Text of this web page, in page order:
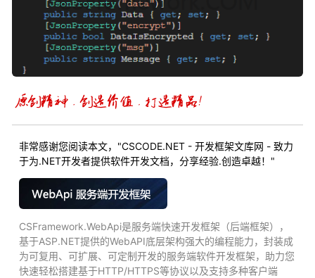
非常感谢您阅读本文，"CSCODE.NET - 开发框架文库网 - 致力
于为.NET开发者提供软件开发文档，分享经验.创造卓越！"
CSFramework.WebApi是服务端快速开发框架（后端框架），
基于ASP.NET提供的WebAPI底层架构强大的编程能力，封装成
为可复用、可扩展、可定制开发的服务端软件开发框架，助力您
快速轻松搭建基于HTTP/HTTPS等协议以及支持多种客户端